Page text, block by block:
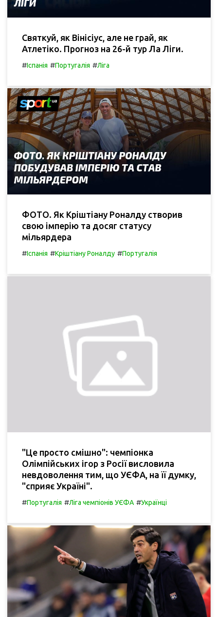
Святкуй, як Вінісіус, але не грай, як
Атлетіко. Прогноз на 26-й тур Ла Ліги.
#Іспанія #Португалія #Ліга
ФОТО. Як Кріштіану Роналду створив
свою імперію та досяг статусу
мільярдера
#Іспанія #Кріштіану Роналду #Португалія
"Це просто смішно": чемпіонка
Олімпійських ігор з Росії висловила
невдоволення тим, що УЄФА, на її думку,
"сприяє Україні".
#Португалія #Ліга чемпіонів УЄФА #Українці